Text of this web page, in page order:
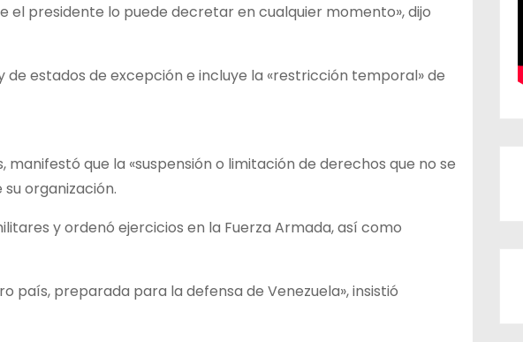
presidente lo puede decretar en cualquier momento», dijo
estados de excepción e incluye la «restricción temporal» de
que la «suspensión o limitación de derechos que no se
organización.
y ordenó ejercicios en la Fuerza Armada, así como
país, preparada para la defensa de Venezuela», insistió